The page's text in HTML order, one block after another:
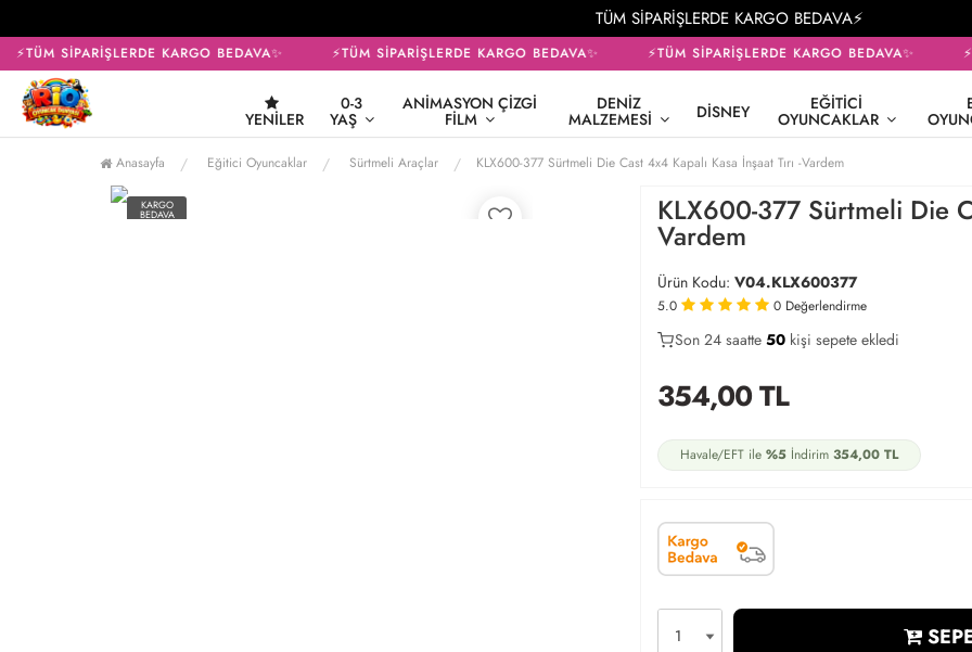
TÜM SİPARİŞLERDE KARGO BEDAVA⚡
⚡TÜM SİPARİŞLERDE KARGO BEDAVA✨ ⚡TÜM SİPARİŞLERDE KARGO BEDAVA✨ ⚡TÜM SİPARİŞLERDE KARGO BEDAVA✨
YENILER
0-3
YAŞ
ANIMASYON ÇIZGI
FILM
DENIZ
MALZEMESI DISNEY EĞITICI
OYUNCAKLAR
Anasayfa Eğitici Oyuncaklar Sürtmeli Araçlar KLX600-377 Sürtmeli Die Cast 4x4 Kapalı Kasa İnşaat Tırı -Vardem
KARGO
BEDAVA KLX600-377 Sürtmeli Die
Vardem
Ürün Kodu: V04.KLX600377
5.0 0 Değerlendirme
28
Son 24 saatte 50kişi sepete ekledi
13
354,00TL
Havale/EFT ile %5İndirim 354,00TL